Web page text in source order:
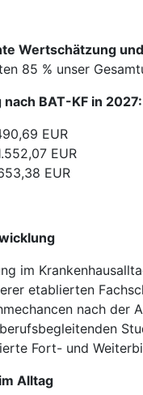
Wertschätzung
85 % unser
BAT-KF in 2027:
EUR
EUR
EUR
im
etablierten
nach der
Fort- und
Alltag